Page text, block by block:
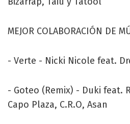
MEJOR COLABORACIÓN DE
- Verte - Nicki Nicole feat.
- Goteo (Remix) - Duki feat.
Capo Plaza, C.R.O, Asan